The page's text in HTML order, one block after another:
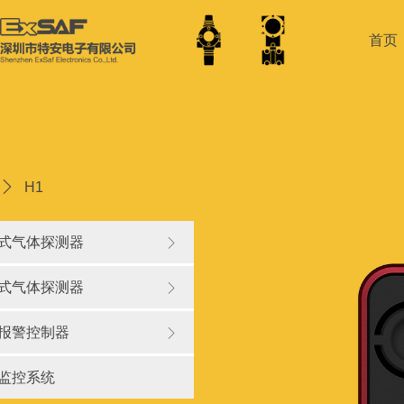
首页
气体探测器 ꁕ
气体探测器 ꁕ
警控制器 ꁕ
控系统
ꄲ H1